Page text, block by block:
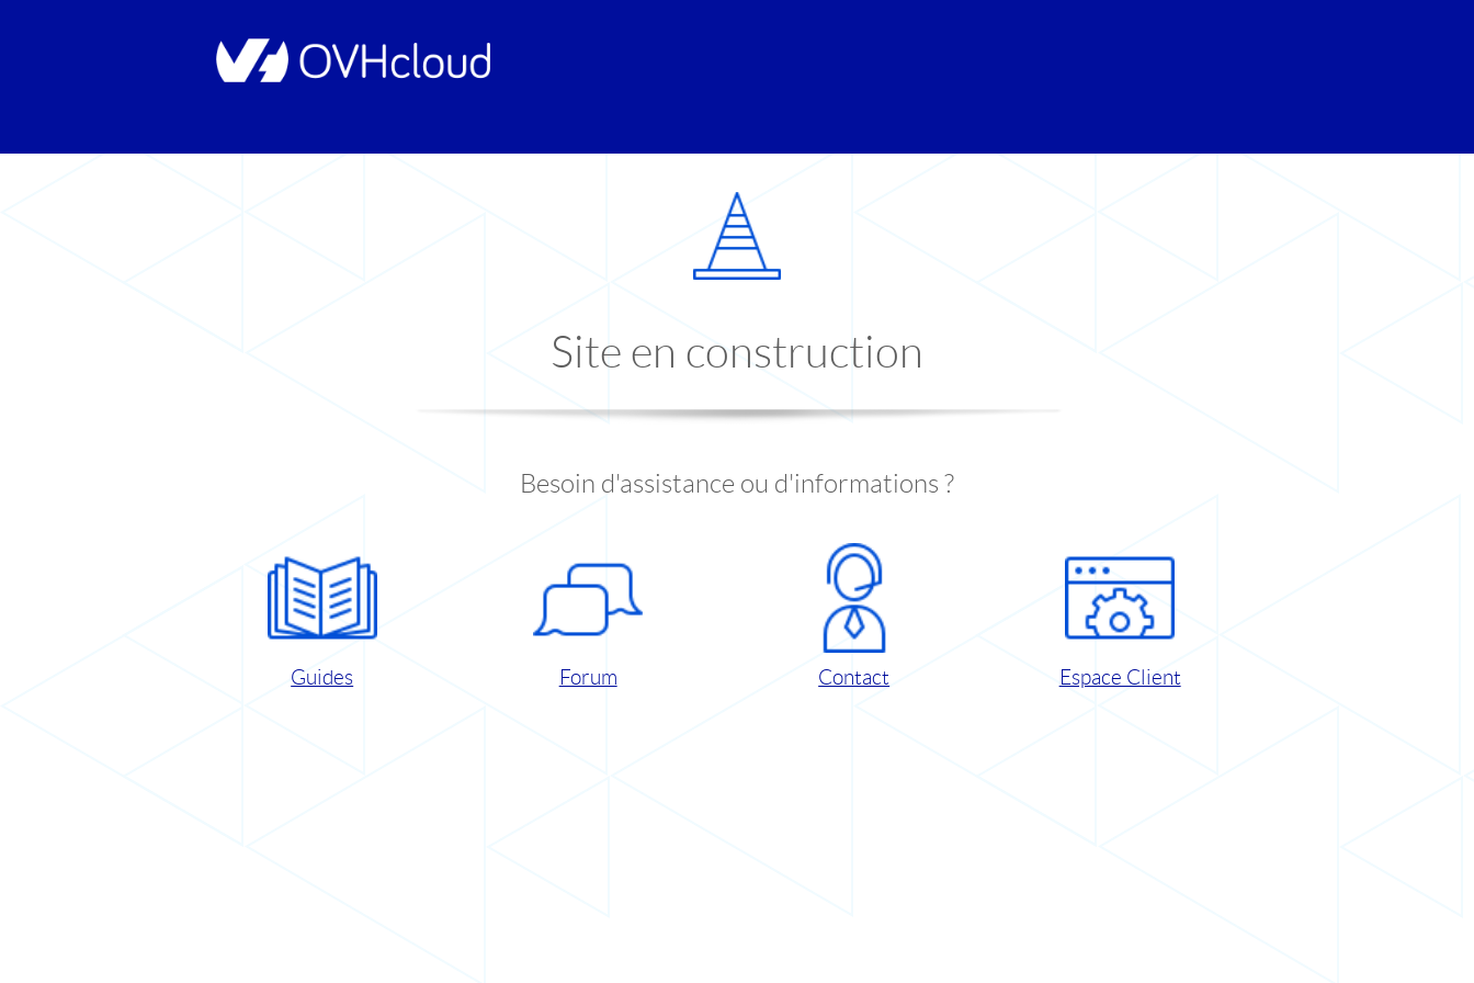
Site en construction
Besoin d'assistance ou d'informations ?
Guides Forum Contact Espace Client